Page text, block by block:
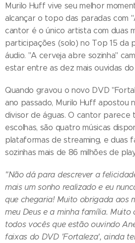
Murilo Huff vive seu melhor
alcançar o topo das paradas com
cantor é o único artista com duas
participações (solo) no Top 15 da
áudio. "A cerveja abre sozinha"
estar entre as dez mais ouvidas do
Quando gravou o novo DVD
ano passado, Murilo Huff apostou
divisor de águas. O cantor parece
escolhas, são quatro músicas
plataformas de streaming, e duas
sozinhas mais de 86 milhões de
"Não dá para descrever a
mais um sonho realizado e eu
que chegaria! Muito obrigada aos
meu Deus e a minha família.
todos vocês que estão ouvindo
faixas do DVD 'Fortaleza', ainda